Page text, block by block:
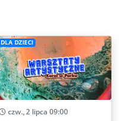
DLA DZIECI
czw., 2 lipca 09:00